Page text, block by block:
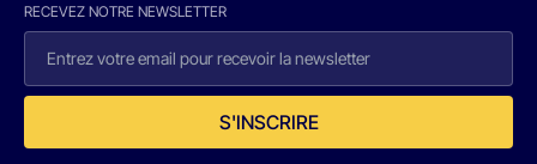
RECEVEZ NOTRE NEWSLETTER
S'INSCRIRE